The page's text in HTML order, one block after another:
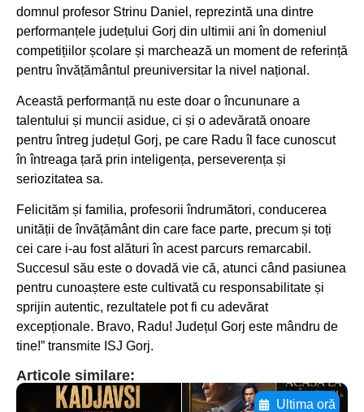
domnul profesor Strinu Daniel, reprezintă una dintre
performanțele județului Gorj din ultimii ani în domeniul
competițiilor școlare și marchează un moment de referință
pentru învățământul preuniversitar la nivel național.
Această performanță nu este doar o încununare a
talentului și muncii asidue, ci și o adevărată onoare
pentru întreg județul Gorj, pe care Radu îl face cunoscut
în întreaga țară prin inteligența, perseverența și
seriozitatea sa.
Felicităm și familia, profesorii îndrumători, conducerea
unității de învățământ din care face parte, precum și toți
cei care i-au fost alături în acest parcurs remarcabil.
Succesul său este o dovadă vie că, atunci când pasiunea
pentru cunoaștere este cultivată cu responsabilitate și
sprijin autentic, rezultatele pot fi cu adevărat
excepționale. Bravo, Radu! Județul Gorj este mândru de
tine!” transmite ISJ Gorj.
Articole similare:
Ultima oră